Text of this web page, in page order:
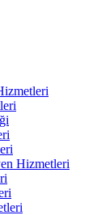
Hizmetleri